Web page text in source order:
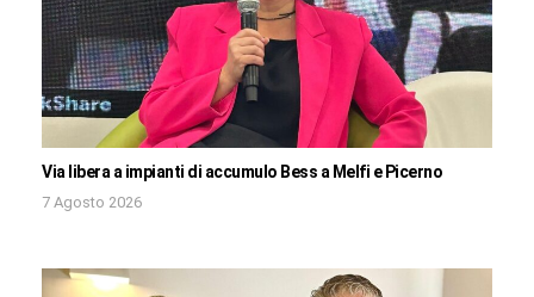
Via libera a impianti di accumulo Bess a Melfi e Picerno
7 Agosto 2026